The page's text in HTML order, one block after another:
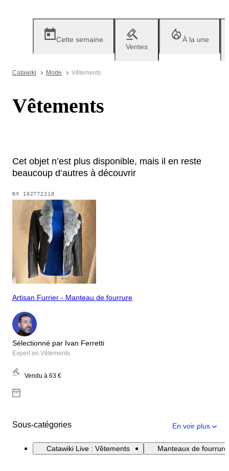
Cette semaine
Ventes
À la une
Catawiki Mode Vêtements
Vêtements
Cet objet n’est plus disponible, mais il en reste
beaucoup d’autres à découvrir
Nº 102772210
Artisan Furrier - Manteau de fourrure
Sélectionné par Ivan Ferretti
Expert en Vêtements
Vendu à 63 €
Sous-catégories En voir plus
Catawiki Live : Vêtements Manteaux de